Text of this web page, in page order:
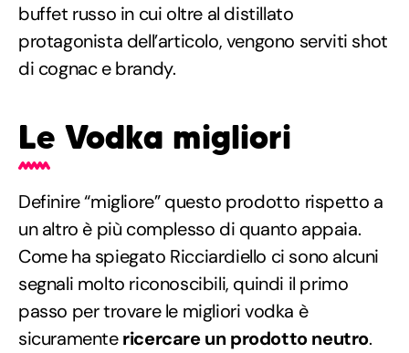
buffet russo in cui oltre al distillato
protagonista dell’articolo, vengono serviti shot
di cognac e brandy.
Le Vodka migliori
Definire “migliore” questo prodotto rispetto a
un altro è più complesso di quanto appaia.
Come ha spiegato Ricciardiello ci sono alcuni
segnali molto riconoscibili, quindi il primo
passo per trovare le migliori vodka è
sicuramentericercare un prodotto neutro.